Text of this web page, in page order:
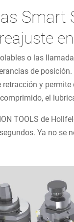
Smart
o las
de
retracción y
el
TOOLS de
Ya no